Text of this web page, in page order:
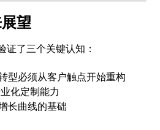
望
证了三个关键认知：
型必须从客户触点开始重构
化定制能力
长曲线的基础